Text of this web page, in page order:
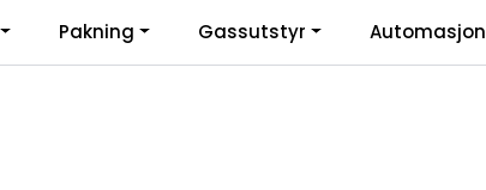
Bli Bedriftskunde
Pakning Gassutstyr Automasjon